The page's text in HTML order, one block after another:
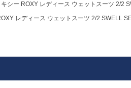
キシー ROXY レディース ウェットスーツ 2/2
レディース ウェットスーツ 2/2 SWELL